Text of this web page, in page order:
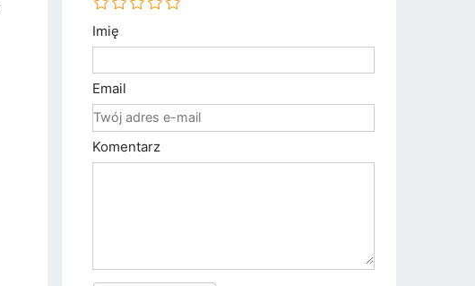
Imię
Email
Komentarz